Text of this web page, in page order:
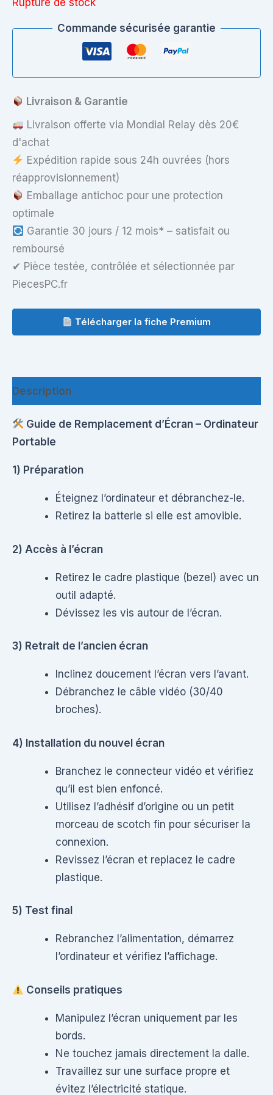
Rupture de stock
Commande sécurisée garantie
Livraison & Garantie
Livraison offerte via Mondial Relay dès 20€
d'achat
Expédition rapide sous 24h ouvrées (hors
réapprovisionnement)
Emballage antichoc pour une protection
optimale
Garantie 30 jours / 12 mois* – satisfait ou
remboursé
✔ Pièce testée, contrôlée et sélectionnée par
PiecesPC.fr
Télécharger la fiche Premium
Description
Guide de Remplacement d’Écran – Ordinateur
Portable
1) Préparation
Éteignez l’ordinateur et débranchez-le.
Retirez la batterie si elle est amovible.
2) Accès à l’écran
Retirez le cadre plastique (bezel) avec un
outil adapté.
Dévissez les vis autour de l’écran.
3) Retrait de l’ancien écran
Inclinez doucement l’écran vers l’avant.
Débranchez le câble vidéo (30/40
broches).
4) Installation du nouvel écran
Branchez le connecteur vidéo et vérifiez
qu’il est bien enfoncé.
Utilisez l’adhésif d’origine ou un petit
morceau de scotch fin pour sécuriser la
connexion.
Revissez l’écran et replacez le cadre
plastique.
5) Test final
Rebranchez l’alimentation, démarrez
l’ordinateur et vérifiez l’affichage.
Conseils pratiques
Manipulez l’écran uniquement par les
bords.
Ne touchez jamais directement la dalle.
Travaillez sur une surface propre et
évitez l’électricité statique.